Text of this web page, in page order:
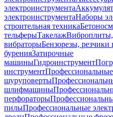
электроинструмента
электроинструментаНаборы
строительная техника
тельферыТакелаж
вибраторыБензорезы, резчики
буренияЗатирочные
машиныГидроинструмент
инструментПрофессиональные
шуруповерты
шлифмашины
перфораторы
пилыПрофессиональные